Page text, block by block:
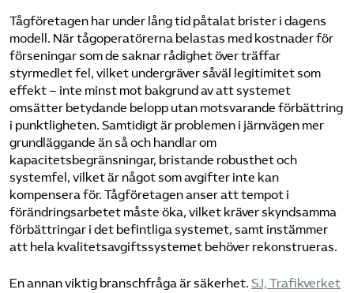
Tågföretagen har under lång tid påtalat brister i dagens
modell. När tågoperatörerna belastas med kostnader för
förseningar som de saknar rådighet över träffar
styrmedlet fel, vilket undergräver såväl legitimitet som
effekt – inte minst mot bakgrund av att systemet
omsätter betydande belopp utan motsvarande förbättring
i punktligheten. Samtidigt är problemen i järnvägen mer
grundläggande än så och handlar om
kapacitetsbegränsningar, bristande robusthet och
systemfel, vilket är något som avgifter inte kan
kompensera för. Tågföretagen anser att tempot i
förändringsarbetet måste öka, vilket kräver skyndsamma
förbättringar i det befintliga systemet, samt instämmer
att hela kvalitetsavgiftssystemet behöver rekonstrueras.
En annan viktig branschfråga är säkerhet. ​SJ, Trafikverket